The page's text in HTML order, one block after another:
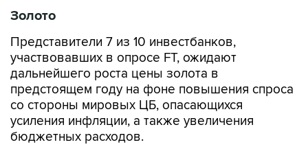
Представители 7 из 10 инвестбанков,
дальнейшего роста цены золота в
предстоящем году на фоне повышения спроса
со стороны мировых ЦБ, опасающихся
усиления инфляции, а также увеличения
бюджетных расходов.
Аналитики Goldman Sachs и BofA прогнозируют